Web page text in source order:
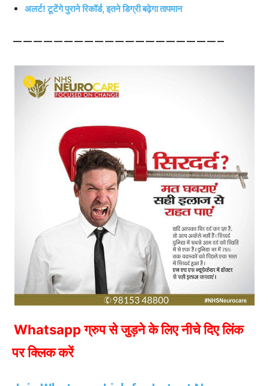
अलर्ट! टूटेंगे पुराने रिकॉर्ड, इतने डिग्री बढ़ेगा तापमान
————————————————————–
Whatsapp ग्रुप से जुड़ने के लिए नीचे दिए लिंक
पर क्लिक करें